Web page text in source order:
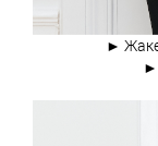
►
►